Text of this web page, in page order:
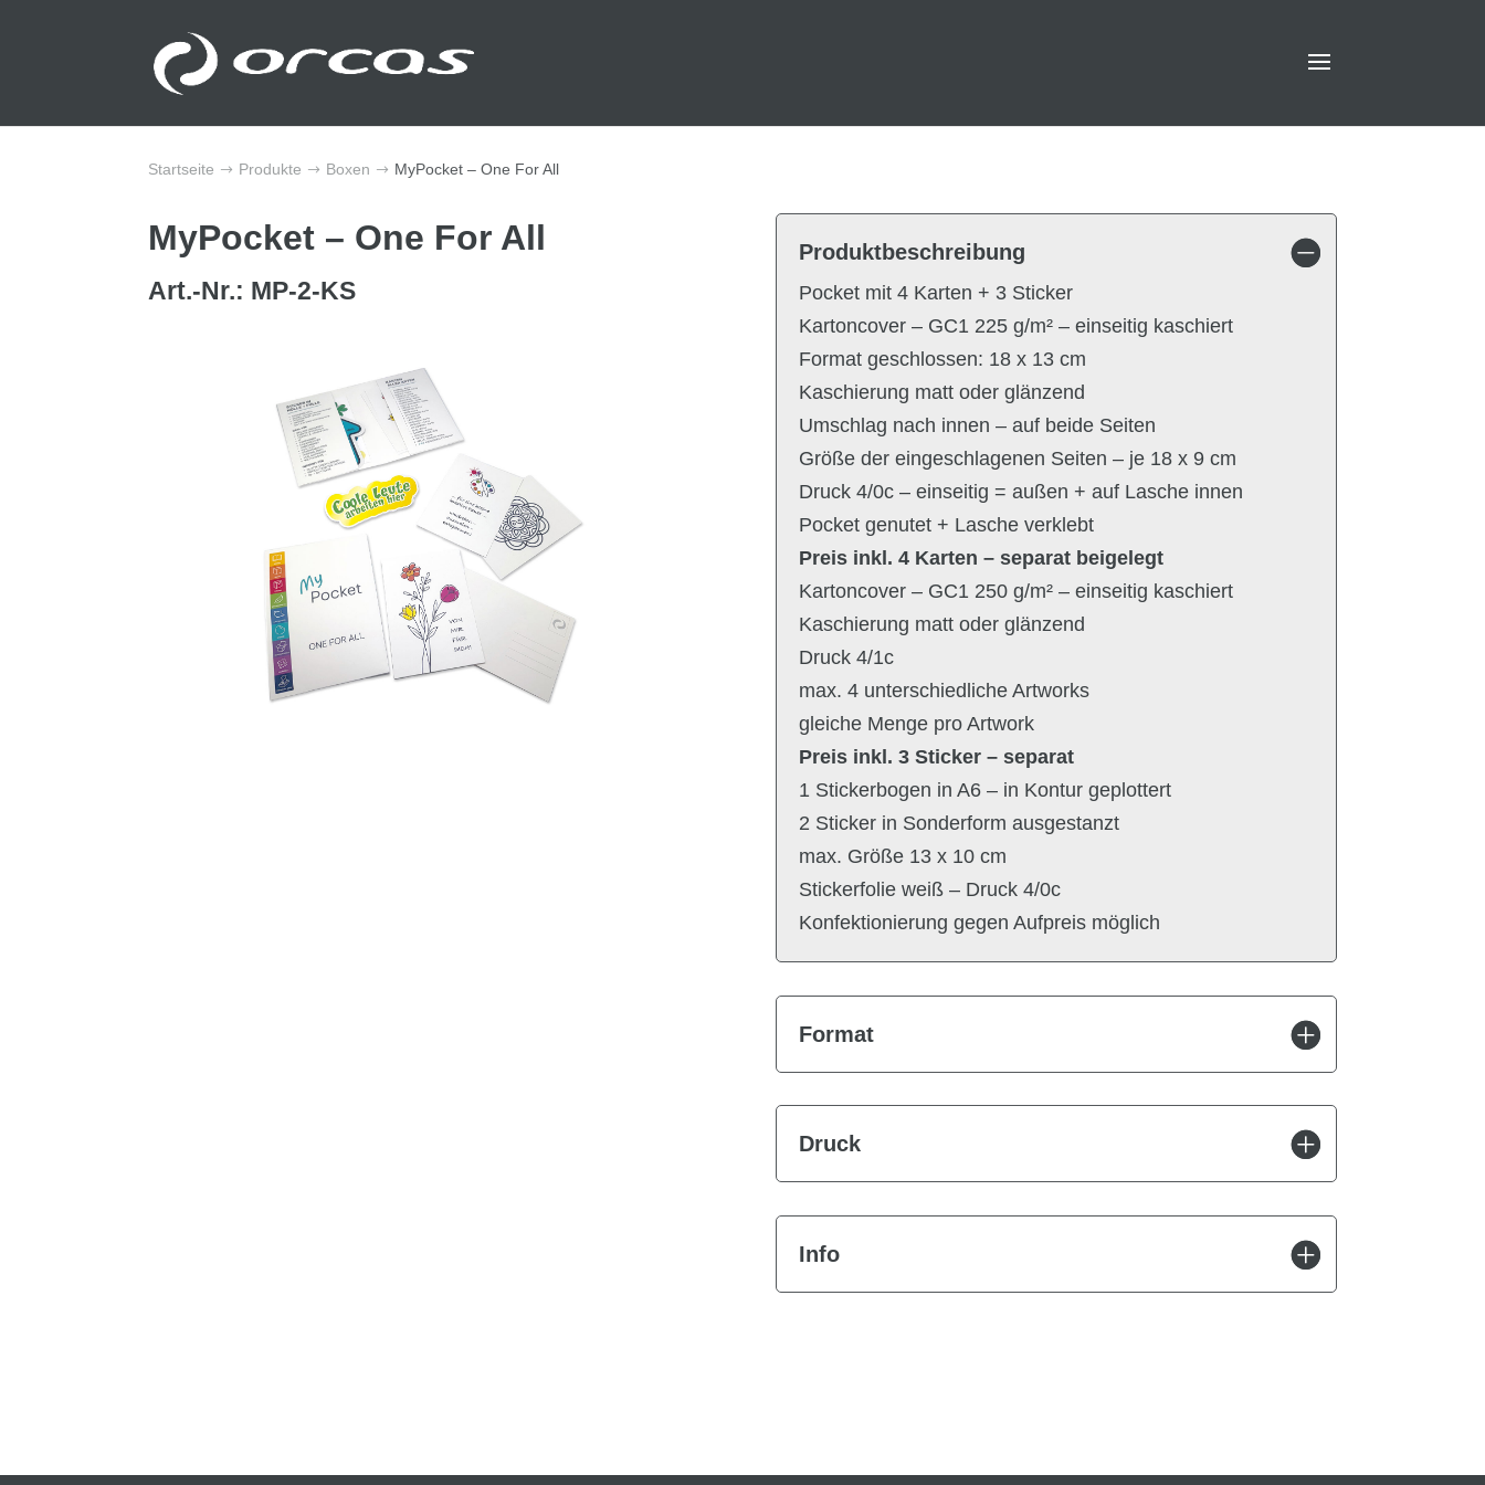
Startseite $ Produkte $ Boxen $ MyPocket – One For All
MyPocket – One For All
Art.-Nr.: MP-2-KS
Produktbeschreibung
Pocket mit 4 Karten + 3 Sticker
Kartoncover – GC1 225 g/m² – einseitig kaschiert
Format geschlossen: 18 x 13 cm
Kaschierung matt oder glänzend
Umschlag nach innen – auf beide Seiten
Größe der eingeschlagenen Seiten – je 18 x 9 cm
Druck 4/0c – einseitig = außen + auf Lasche innen
Pocket genutet + Lasche verklebt
Preis inkl. 4 Karten – separat beigelegt
Kartoncover – GC1 250 g/m² – einseitig kaschiert
Kaschierung matt oder glänzend
Druck 4/1c
max. 4 unterschiedliche Artworks
gleiche Menge pro Artwork
Preis inkl. 3 Sticker – separat
1 Stickerbogen in A6 – in Kontur geplottert
2 Sticker in Sonderform ausgestanzt
max. Größe 13 x 10 cm
Stickerfolie weiß – Druck 4/0c
Konfektionierung gegen Aufpreis möglich
Format
Druck
Info